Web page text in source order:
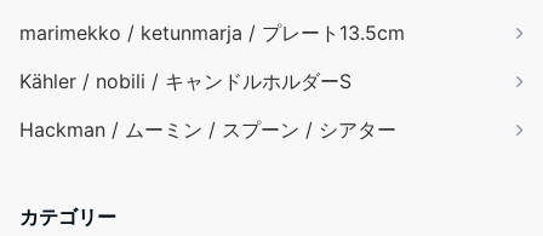
marimekko / ketunmarja / プレート13.5cm
Kähler / nobili / キャンドルホルダーS
Hackman / ムーミン / スプーン / シアター
カテゴリー